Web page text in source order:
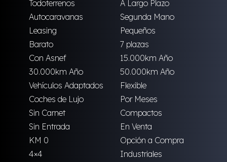
Todoterrenos
A Largo Plazo
Autocaravanas
Segunda Mano
Leasing
Pequeños
Barato
7 plazas
Con Asnef
15.000km Año
30.000km Año
50.000km Año
Vehículos Adaptados
Flexible
Coches de Lujo
Por Meses
Sin Carnet
Compactos
Sin Entrada
En Venta
KM 0
Opción a Compra
4×4
Industriales